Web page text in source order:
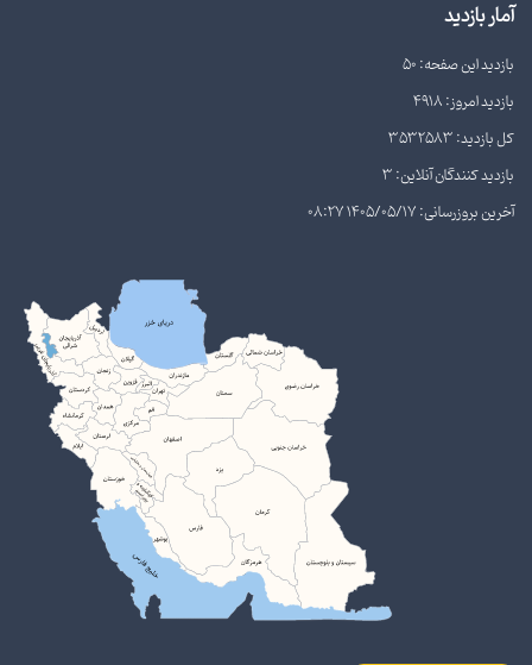
آمار بازدید
بازدید این صفحه: 50
بازدید امروز: 4918
کل بازدید: 3532583
بازدید کنندگان آنلاین: 3
آخرین بروزرسانی: 1405/05/17 08:27